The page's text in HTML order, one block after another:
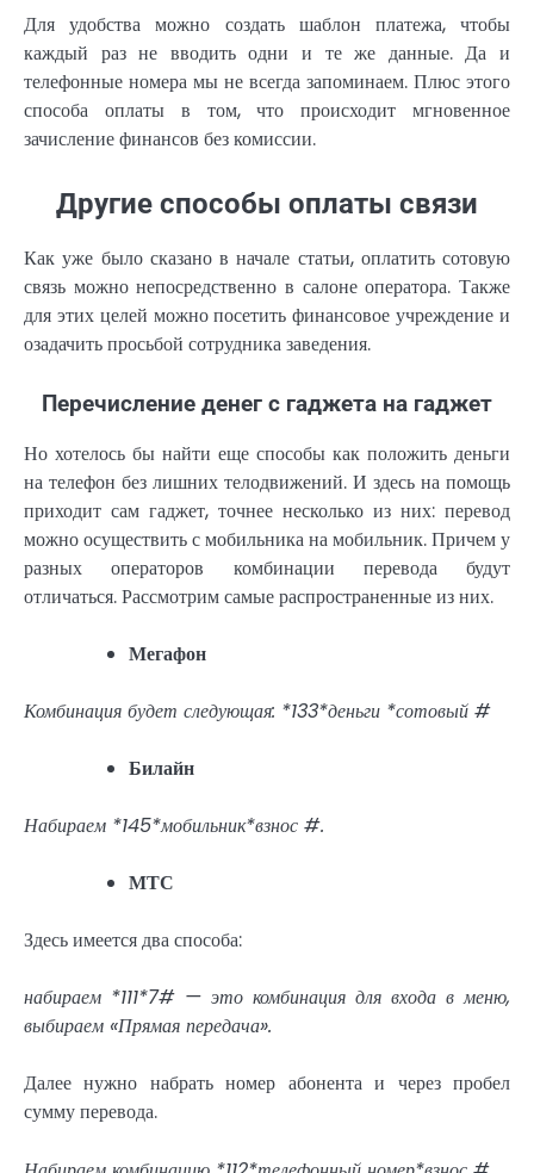
Для удобства можно создать шаблон платежа, чтобы
каждый раз не вводить одни и те же данные. Да и
телефонные номера мы не всегда запоминаем. Плюс этого
способа оплаты в том, что происходит мгновенное
зачисление финансов без комиссии.
Другие способы оплаты связи
Как уже было сказано в начале статьи, оплатить сотовую
связь можно непосредственно в салоне оператора. Также
для этих целей можно посетить финансовое учреждение и
озадачить просьбой сотрудника заведения.
Перечисление денег с гаджета на гаджет
Но хотелось бы найти еще способы как положить деньги
на телефон без лишних телодвижений. И здесь на помощь
приходит сам гаджет, точнее несколько из них: перевод
можно осуществить с мобильника на мобильник. Причем у
разных операторов комбинации перевода будут
отличаться. Рассмотрим самые распространенные из них.
Мегафон
Комбинация будет следующая: *133*деньги *сотовый #
Билайн
Набираем *145*мобильник*взнос #.
МТС
Здесь имеется два способа:
набираем *111*7# — это комбинация для входа в меню,
выбираем «Прямая передача».
Далее нужно набрать номер абонента и через пробел
сумму перевода.